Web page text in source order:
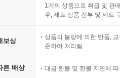
1개의 상품으로 취급 및 판
우, 세트 상품 전부 및 세트
보상
상품의 불량에 의한 반품,
준하여 처리됨
른 배상 대금 환불 및 환불 지연에